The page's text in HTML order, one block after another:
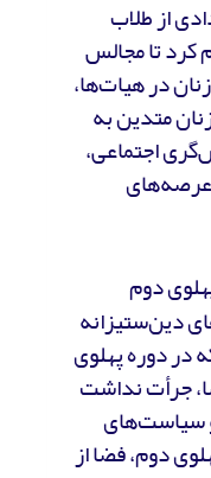
از طلاب
کرد تا مجالس
در هیات‌ها،
متدین به
اجتماعی،
عرصه‌های
دوم
دین‌ستیزانه
در دوره پهلوی
جرأت نداشت
و سیاست‌های
دوم، فضا از